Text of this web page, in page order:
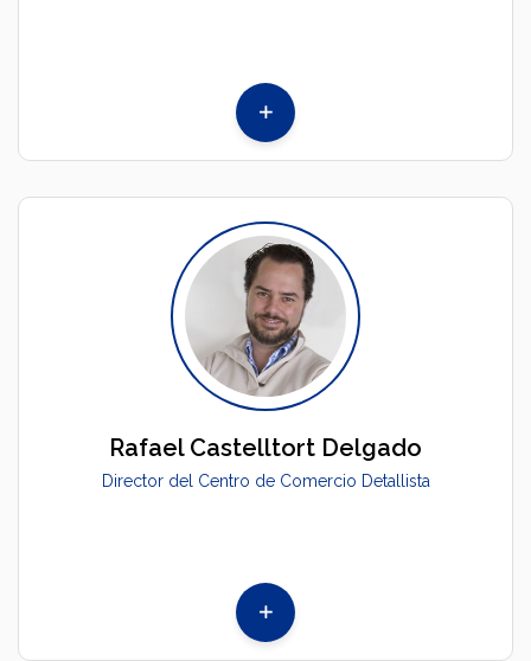
Rafael Castelltort Delgado
Director del Centro de Comercio Detallista